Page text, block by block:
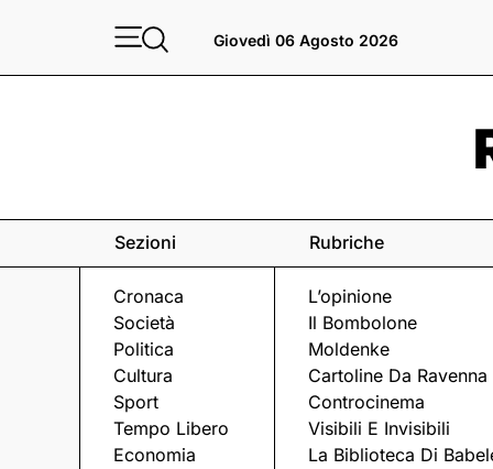
Giovedì 06 Agosto 2026
Sezioni
Cronaca
Società
Politica
Cultura
Sport
Tempo Libero
Economia
Rubriche
L’opinione
Il Bombolone
Moldenke
Cartoline Da Ravenna
Controcinema
Visibili E Invisibili
La Biblioteca Di
POLIZIA